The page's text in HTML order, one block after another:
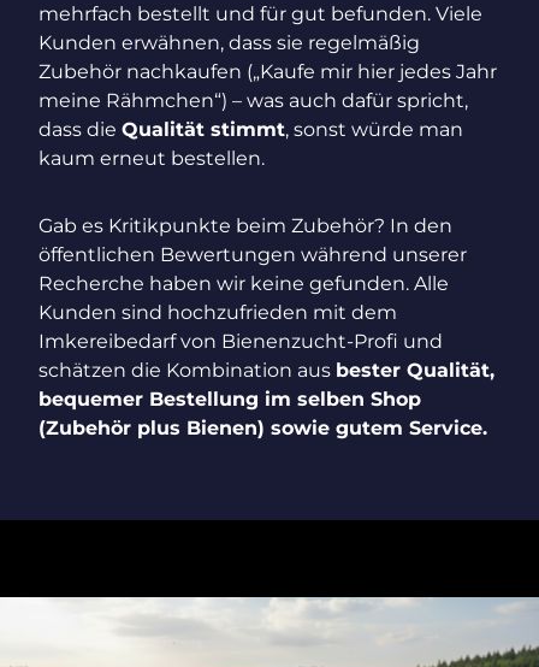
mehrfach bestellt und für gut befunden. Viele
Kunden erwähnen, dass sie regelmäßig
Zubehör nachkaufen („Kaufe mir hier jedes Jahr
meine Rähmchen“) – was auch dafür spricht,
dass die Qualität stimmt, sonst würde man
kaum erneut bestellen.
Gab es Kritikpunkte beim Zubehör? In den
öffentlichen Bewertungen während unserer
Recherche haben wir keine gefunden. Alle
Kunden sind hochzufrieden mit dem
Imkereibedarf von Bienenzucht-Profi und
schätzen die Kombination aus bester Qualität,
bequemer Bestellung im selben Shop
(Zubehör plus Bienen) sowie gutem Service.